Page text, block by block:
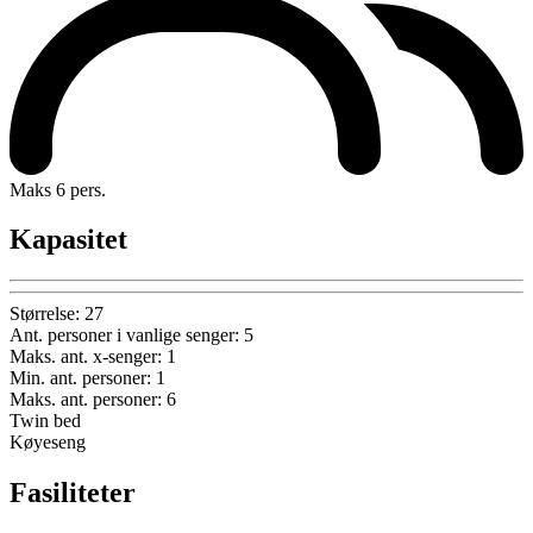
Maks 6 pers.
Kapasitet
Størrelse: 27
Ant. personer i vanlige senger: 5
Maks. ant. x-senger: 1
Min. ant. personer: 1
Maks. ant. personer: 6
Twin bed
Køyeseng
Fasiliteter